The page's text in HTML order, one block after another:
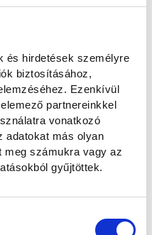
és hirdetések személyre
biztosításához,
Ezenkívül
partnereinkkel
vonatkozó
adatokat más olyan
meg számukra vagy az
gyűjtöttek.
adatok tájékoztató
jogát fenntartjuk.
győződjön meg a
2021
bőséges a